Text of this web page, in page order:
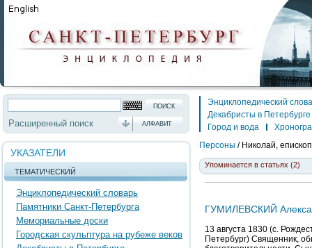
Расширенный поиск АЛФАВИТ
УКАЗАТЕЛИ
ТЕМАТИЧЕСКИЙ
Энциклопедический словарь
Памятники Санкт-Петербурга
Мемориальные доски
Городская скульптура на рубеже веков
Энциклопедический
Декабристы в Петербурге
Город и вода
Персоны / Николай,
Упоминается в статьях (2)
ГУМИЛЕВСКИЙ
13 августа 1830 (с.
Петербург) Священник,